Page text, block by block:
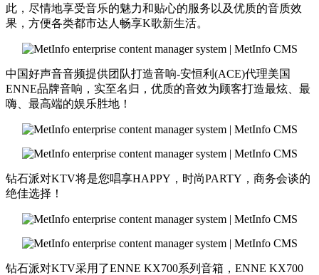
此，尽情地享受音乐的魅力和贴心的服务以及优质的音质效
果，方便各类都市达人畅享K歌新生活。
中国好声音音频提供团队打造音响-安恒利(ACE)代理美国
ENNE品牌音响，实至名归，优质的音效为顾客打造最炫、最
嗨、最高端的娱乐胜地！
钻石派对KTV将是您唱享HAPPY，时尚PARTY，商务会谈的
绝佳选择！
钻石派对KTV采用了ENNE KX700系列音箱，ENNE KX700